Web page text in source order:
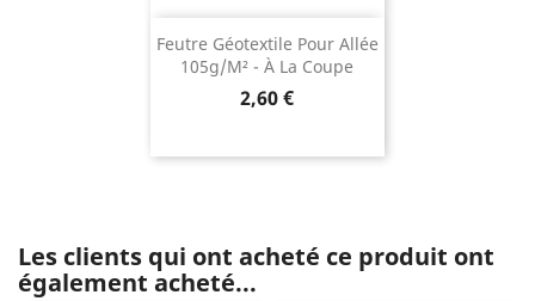
Feutre Géotextile Pour Allée
105g/m² - À La Coupe
Prix
2,60 €
Les clients qui ont acheté ce produit ont
également acheté...